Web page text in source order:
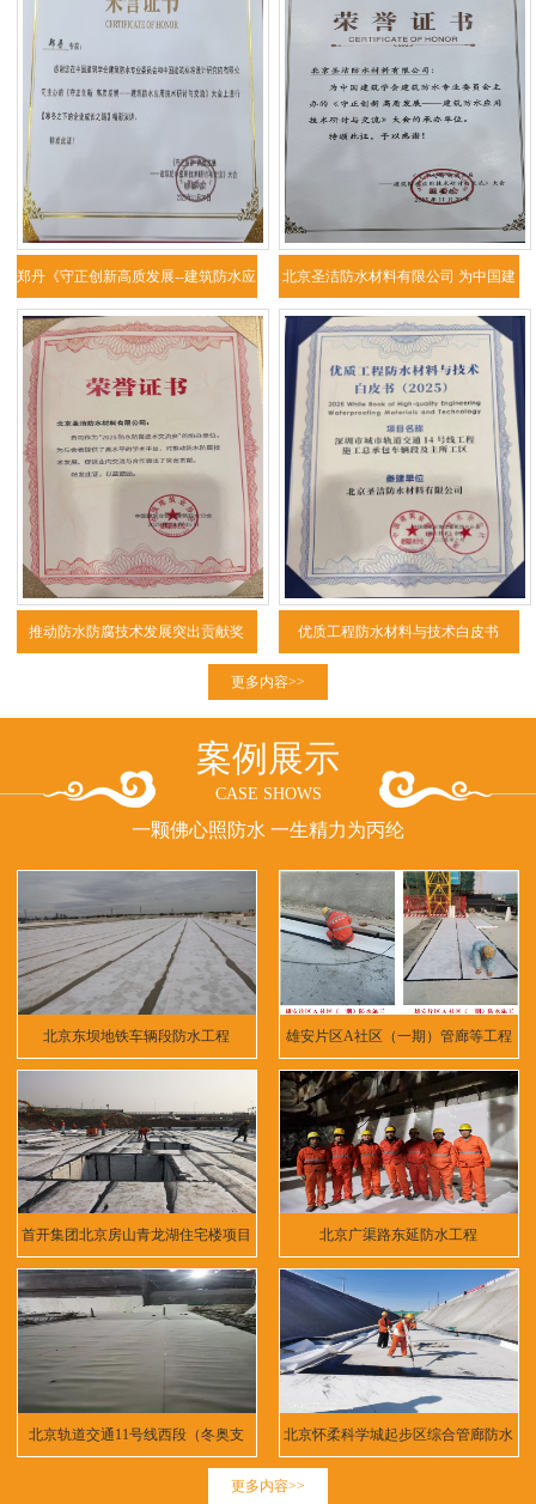
郑丹《守正创新高质发展--建筑防水应
用技
北京圣洁防水材料有限公司 为中国建
筑学会
推动防水防腐技术发展突出贡献奖 优质工程防水材料与技术白皮书
更多内容>>
案例展示
CASE SHOWS
一颗佛心照防水 一生精力为丙纶
北京东坝地铁车辆段防水工程 雄安片区A社区（一期）管廊等工程
首开集团北京房山青龙湖住宅楼项目 北京广渠路东延防水工程
北京轨道交通11号线西段（冬奥支 北京怀柔科学城起步区综合管廊防水
更多内容>>